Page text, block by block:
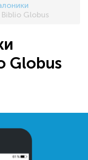
и реквизиты
Globus
Globus